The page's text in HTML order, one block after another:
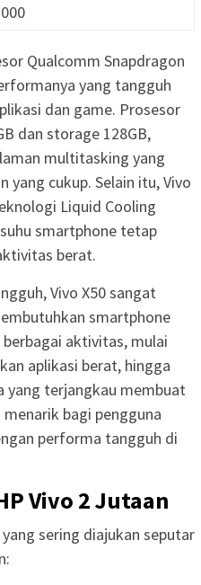
Qualcomm Snapdragon
yang tangguh
dan game. Prosesor
dan storage 128GB,
multitasking yang
yang cukup. Selain itu, Vivo
Liquid Cooling
smartphone tetap
berat.
Vivo X50 sangat
smartphone
aktivitas, mulai
aplikasi berat, hingga
yang terjangkau membuat
bagi pengguna
performa tangguh di
Vivo 2 Jutaan
sering diajukan seputar